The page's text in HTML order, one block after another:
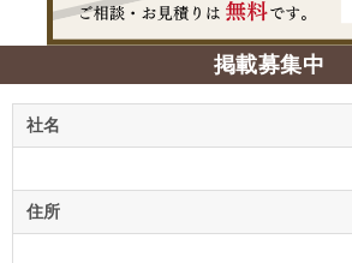
掲載募集中
社名
住所